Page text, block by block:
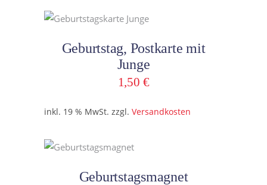
Geburtstag, Postkarte mit
Junge
1,50 €
inkl. 19 % MwSt. zzgl. Versandkosten
Geburtstagsmagnet